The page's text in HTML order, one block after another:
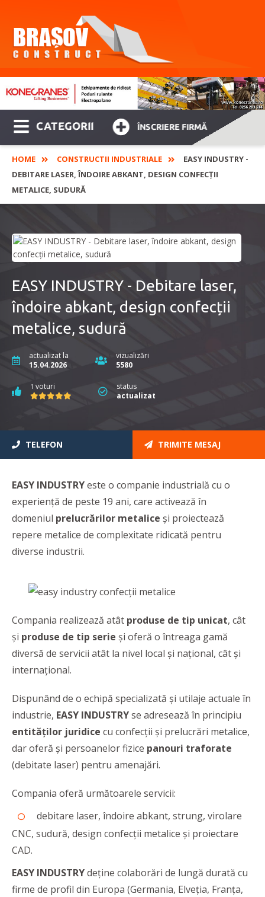
CATEGORII ÎNSCRIERE FIRMĂ
HOME CONSTRUCTII INDUSTRIALE
EASY INDUSTRY -
DEBITARE LASER, ÎNDOIRE ABKANT, DESIGN CONFECȚII
METALICE, SUDURĂ
EASY INDUSTRY - Debitare laser,
îndoire abkant, design confecții
metalice, sudură
actualizat la
15.04.2026
vizualizări
5580
1 voturi
status
actualizat
TELEFON TRIMITE MESAJ
EASY INDUSTRYeste o companie industrială cu o
experienţă de peste 19 ani, care activează în
domeniul prelucrărilor metalice și proiectează
repere metalice de complexitate ridicată pentru
diverse industrii.
Compania realizează atât produse de tip unicat, cât
și produse de tip serie și oferă o întreaga gamă
diversă de servicii atât la nivel local și național, cât și
internațional.
Dispunând de o echipă specializată şi utilaje actuale în
industrie, EASY INDUSTRYse adresează în principiu
entităţilor juridice cu confecții și prelucrări metalice,
dar oferă și persoanelor fizice panouri traforate
(debitate laser) pentru amenajări.
Compania oferă următoarele servicii:
debitare laser, îndoire abkant, strung, virolare
CNC, sudură, design confecții metalice și proiectare
CAD.
EASY INDUSTRYdeține colaborări de lungă durată cu
firme de profil din Europa (Germania, Elveția, Franța,